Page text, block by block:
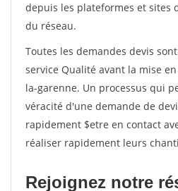
depuis les plateformes et sites
du réseau.
Toutes les demandes devis
service Qualité avant la mise
la-garenne. Un processus qui
véracité d'une demande de
rapidement $etre en contact
réaliser rapidement leurs
Rejoignez notre